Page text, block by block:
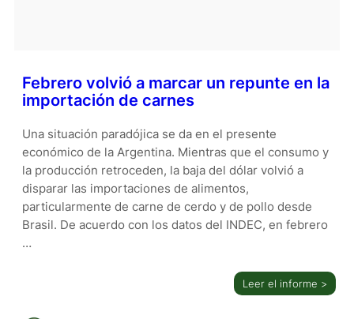
Febrero volvió a marcar un repunte en la
importación de carnes
Una situación paradójica se da en el presente
económico de la Argentina. Mientras que el consumo y
la producción retroceden, la baja del dólar volvió a
disparar las importaciones de alimentos,
particularmente de carne de cerdo y de pollo desde
Brasil. De acuerdo con los datos del INDEC, en febrero
…
Leer el informe >